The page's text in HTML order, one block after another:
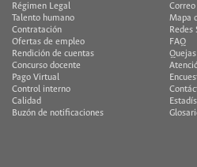
Régimen Legal
Talento humano
Contratación
Ofertas de empleo
Rendición de cuentas
Concurso docente
Pago Virtual
Control interno
Calidad
Buzón de notificaciones
Mapa
Redes
FAQ